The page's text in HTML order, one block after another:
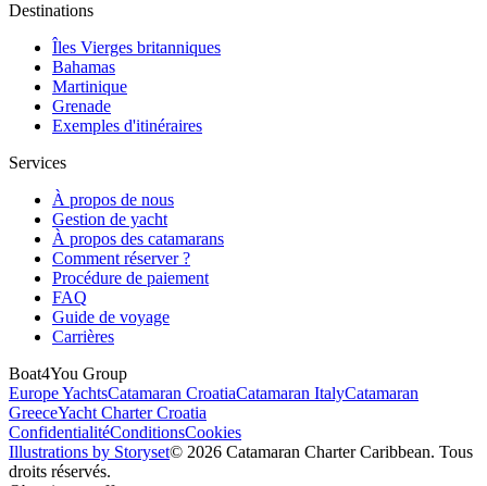
Destinations
Îles Vierges britanniques
Bahamas
Martinique
Grenade
Exemples d'itinéraires
Services
À propos de nous
Gestion de yacht
À propos des catamarans
Comment réserver ?
Procédure de paiement
FAQ
Guide de voyage
Carrières
Boat4You Group
Europe YachtsCatamaran CroatiaCatamaran ItalyCatamaran
GreeceYacht Charter Croatia
ConfidentialitéConditionsCookies
Illustrations by Storyset© 2026 Catamaran Charter Caribbean. Tous
droits réservés.